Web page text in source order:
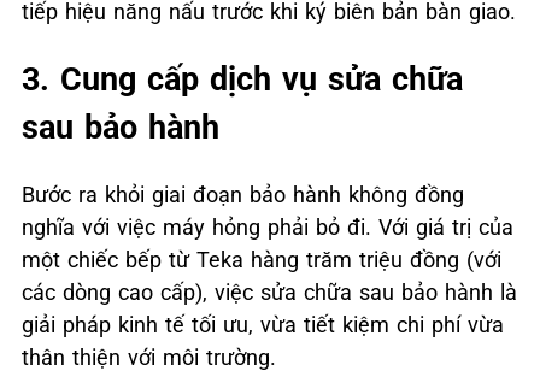
tiếp hiệu năng nấu trước khi ký biên bản bàn giao.
3. Cung cấp dịch vụ sửa chữa
sau bảo hành
Bước ra khỏi giai đoạn bảo hành không đồng
nghĩa với việc máy hỏng phải bỏ đi. Với giá trị của
một chiếc bếp từ Teka hàng trăm triệu đồng (với
các dòng cao cấp), việc sửa chữa sau bảo hành là
giải pháp kinh tế tối ưu, vừa tiết kiệm chi phí vừa
thân thiện với môi trường.